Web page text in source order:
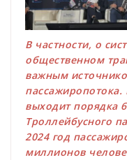
В частности, о
общественном
важным
выходит порядка
Троллейбусного
2024 год
миллионов